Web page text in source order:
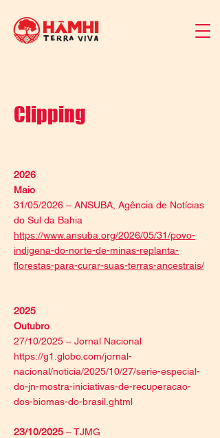
Clipping
2026
Maio
31/05/2026 – ANSUBA, Agência de Notícias
do Sul da Bahia
https://www.ansuba.org/2026/05/31/povo-
indigena-do-norte-de-minas-replanta-
florestas-para-curar-suas-terras-ancestrais/
2025
Outubro
27/10/2025 – Jornal Nacional
https://g1.globo.com/jornal-
nacional/noticia/2025/10/27/serie-especial-
do-jn-mostra-iniciativas-de-recuperacao-
dos-biomas-do-brasil.ghtml
23/10/2025 – TJMG